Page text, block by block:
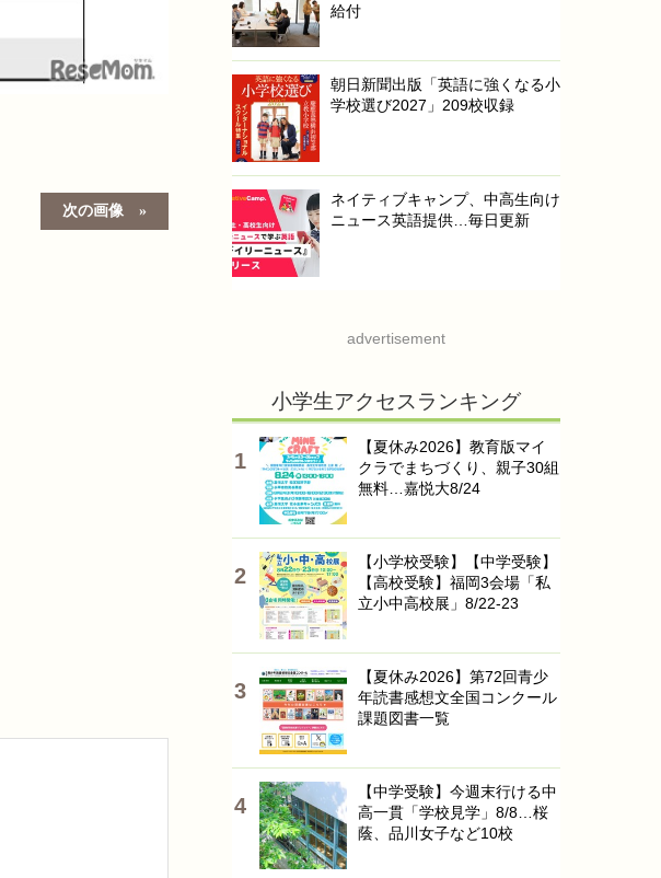
次の画像
給付
朝日新聞出版「英語に強くなる小
学校選び2027」209校収録
ネイティブキャンプ、中高生向け
ニュース英語提供…毎日更新
advertisement
小学生アクセスランキング
【夏休み2026】教育版マイ
クラでまちづくり、親子30組
無料…嘉悦大8/24
【小学校受験】【中学受験】
【高校受験】福岡3会場「私
立小中高校展」8/22-23
【夏休み2026】第72回青少
年読書感想文全国コンクール
課題図書一覧
【中学受験】今週末行ける中
高一貫「学校見学」8/8…桜
蔭、品川女子など10校